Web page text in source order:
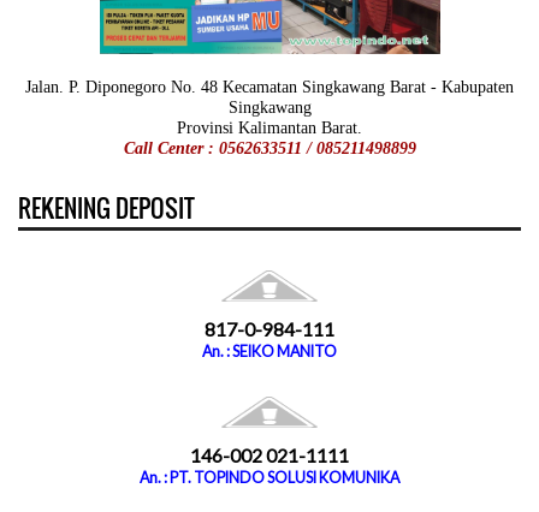
Jalan. P. Diponegoro No. 48 Kecamatan Singkawang Barat - Kabupaten
Singkawang
Provinsi Kalimantan Barat.
Call Center : 0562633511 / 085211498899
REKENING DEPOSIT
817-0-984-111
An. : SEIKO MANITO
146-002 021-1111
An. : PT. TOPINDO SOLUSI KOMUNIKA